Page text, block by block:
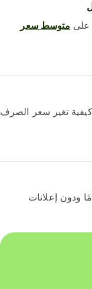
متوسط ​​سعر
تغير سعر الصرف
ودون إعلانات